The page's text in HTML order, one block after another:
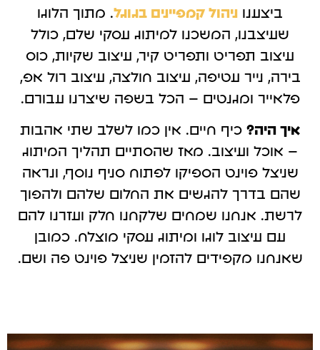
ביצענו ניהול קמפיינים בגוגל. מתוך הלוגו
שעיצבנו, המשכנו למיתוג עסקי שלם, כולל
עיצוב תפריט ותפריט קיר, עיצוב שקיות, כוס
בירה, נייר עטיפה, עיצוב חולצה, עיצוב רול אפ,
פלאייר ומגנטים – הכל בשפה שיצרנו עבורם.
איך היה? כיף חיים. אין כמו לשלב שתי אהבות
– אוכל ועיצוב. מאז שהסתיים תהליך המיתוג
שניצל פוינט הספיקו לפתוח סניף נוסף, ונראה
שהם בדרך להגשים את החלום שלהם ולהפוך
לרשת. אנחנו שמחים שלקחנו חלק ועזרנו להם
עם עיצוב לוגו ומיתוג עסקי מוצלח. כמובן
שאנחנו מקפידים להזמין שניצל פוינט פה ושם.